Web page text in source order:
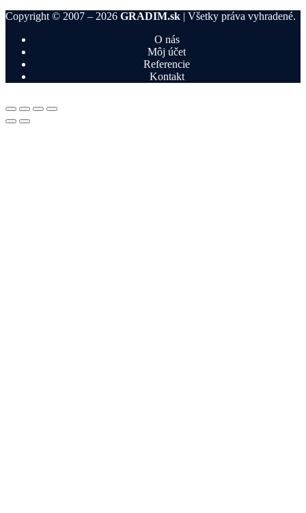
Copyright © 2007 – 2026 GRADIM.sk | Všetky práva vyhradené.
O nás
Môj účet
Referencie
Kontakt